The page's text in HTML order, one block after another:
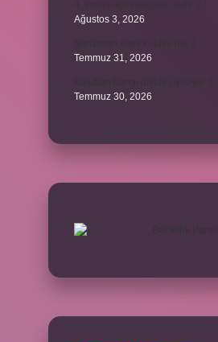
Ağustos 3, 2026
Temmuz 31, 2026
Temmuz 30, 2026